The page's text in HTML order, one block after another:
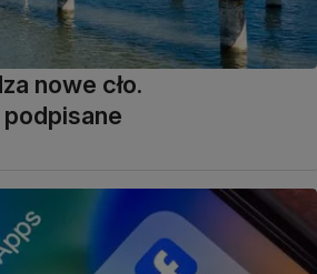
nowe cło.